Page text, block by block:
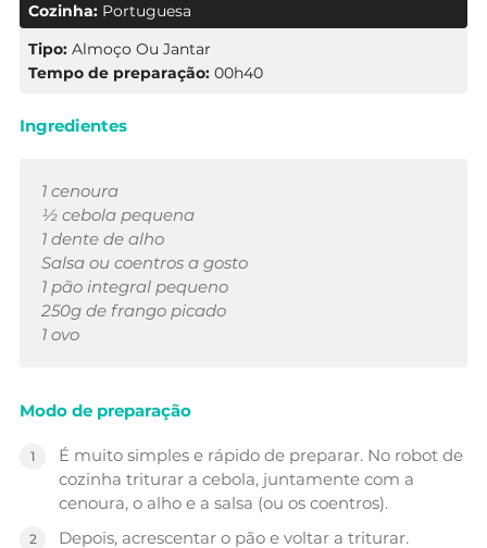
Cozinha: Portuguesa
Tipo: Almoço Ou Jantar
Tempo de preparação: 00h40
Ingredientes
1 cenoura
½ cebola pequena
1 dente de alho
Salsa ou coentros a gosto
1 pão integral pequeno
250g de frango picado
1 ovo
Modo de preparação
É muito simples e rápido de preparar. No robot de
cozinha triturar a cebola, juntamente com a
cenoura, o alho e a salsa (ou os coentros).
Depois, acrescentar o pão e voltar a triturar.